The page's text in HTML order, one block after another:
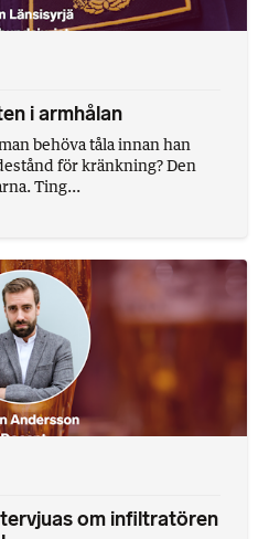
i armhålan
behöva tåla innan han
för kränkning? Den
Ting...
om infiltratören